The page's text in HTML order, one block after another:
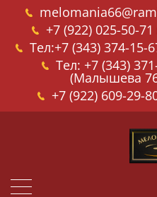
+7 (922) 025-50-71
Тел:+7 (343) 374-15-
Тел: +7 (343)
(Малышева
+7 (922) 609-29-